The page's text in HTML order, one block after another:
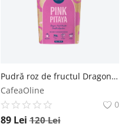
Pudră roz de fructul Dragonului, 70g - Default Title The Organic Lab
CafeaOline
0
89 Lei 120Lei